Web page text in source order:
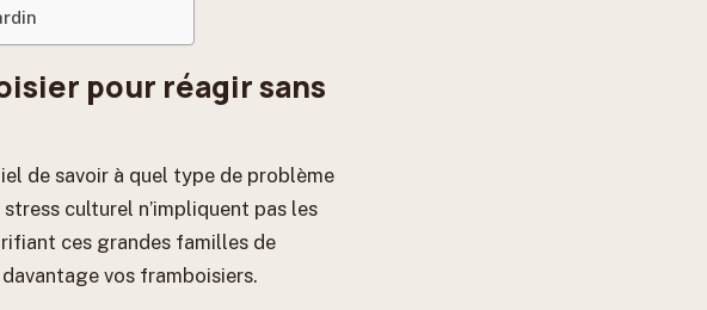
pour réagir sans
de savoir à quel type de problème
culturel n’impliquent pas les
ces grandes familles de
vos framboisiers.